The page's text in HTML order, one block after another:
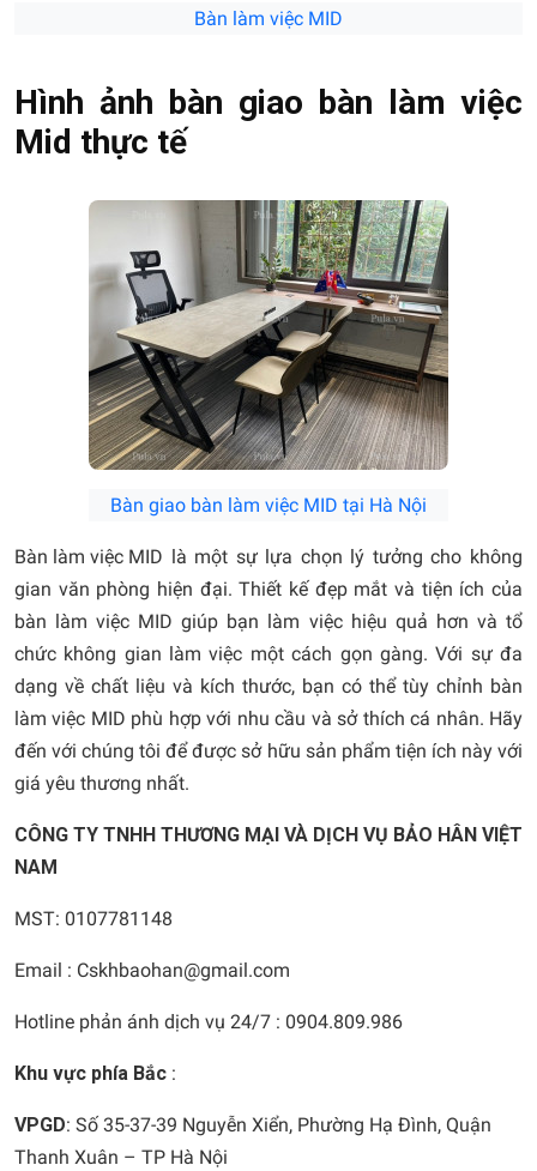
Bàn làm việc MID
Hình ảnh bàn giao bàn làm việc
Mid thực tế
Bàn giao bàn làm việc MID tại Hà Nội
Bàn làm việc MID là một sự lựa chọn lý tưởng cho không
gian văn phòng hiện đại. Thiết kế đẹp mắt và tiện ích của
bàn làm việc MID giúp bạn làm việc hiệu quả hơn và tổ
chức không gian làm việc một cách gọn gàng. Với sự đa
dạng về chất liệu và kích thước, bạn có thể tùy chỉnh bàn
làm việc MID phù hợp với nhu cầu và sở thích cá nhân. Hãy
đến với chúng tôi để được sở hữu sản phẩm tiện ích này với
giá yêu thương nhất.
CÔNG TY TNHH THƯƠNG MẠI VÀ DỊCH VỤ BẢO HÂN VIỆT
NAM
MST: 0107781148
Email : Cskhbaohan@gmail.com
Hotline phản ánh dịch vụ 24/7 : 0904.809.986
Khu vực phía Bắc :
VPGD: Số 35-37-39 Nguyễn Xiển, Phường Hạ Đình, Quận
Thanh Xuân – TP Hà Nội